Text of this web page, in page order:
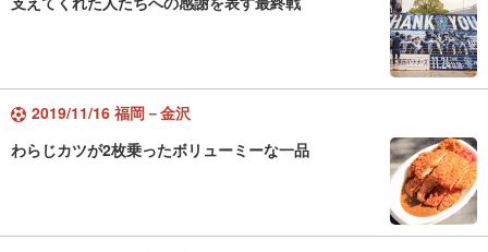
2019/11/16 福岡－金沢
わらじカツが2枚乗ったボリューミーな一品